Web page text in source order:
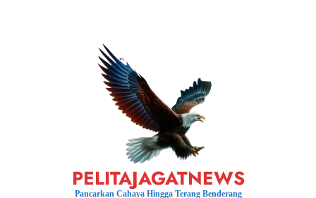
PELITAJAGATNEWS
Pancarkan Cahaya Hingga Terang Benderang